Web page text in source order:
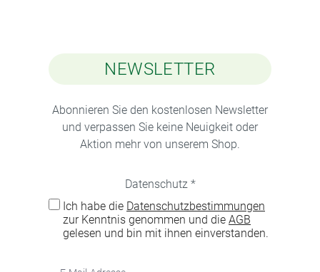
NEWSLETTER
Abonnieren Sie den kostenlosen Newsletter
und verpassen Sie keine Neuigkeit oder
Aktion mehr von unserem Shop.
Datenschutz *
Ich habe die Datenschutzbestimmungen
zur Kenntnis genommen und die AGB
gelesen und bin mit ihnen einverstanden.